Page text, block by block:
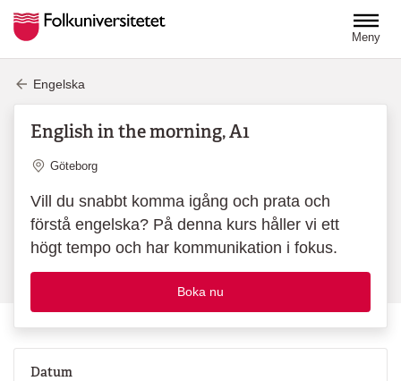
Meny
Engelska
English in the morning, A1
Plats
Göteborg
Vill du snabbt komma igång och prata och
förstå engelska? På denna kurs håller vi ett
högt tempo och har kommunikation i fokus.
Boka nu
Datum